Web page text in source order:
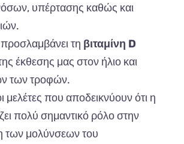
υπέρτασης καθώς και
τη βιταμίνη D
έκθεσης μας στον ήλιο και
των τροφών.
μελέτες που αποδεικνύουν ότι η
πολύ σημαντικό ρόλο στην
των μολύνσεων του